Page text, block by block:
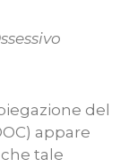
del
appare
tale